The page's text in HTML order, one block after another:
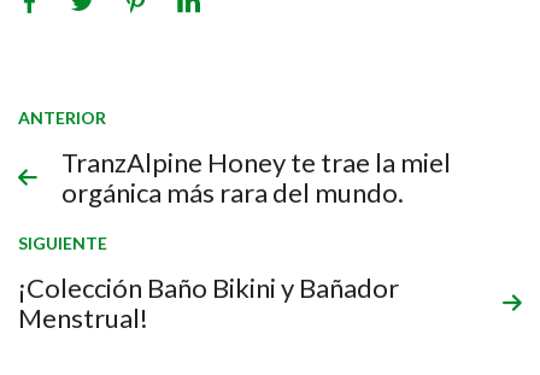
ANTERIOR
TranzAlpine Honey te trae la miel
orgánica más rara del mundo.
SIGUIENTE
¡Colección Baño Bikini y Bañador
Menstrual!